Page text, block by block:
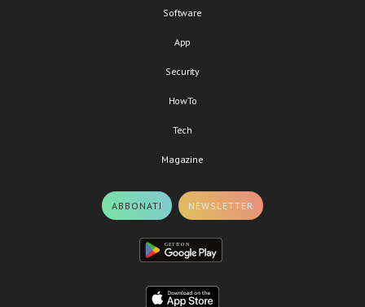
Software
App
Security
HowTo
Tech
Magazine
ABBONATI NEWSLETTER